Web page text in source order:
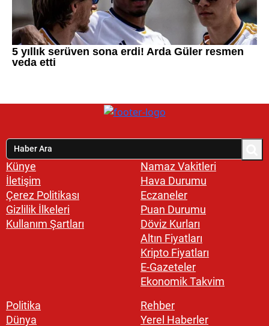
Künye
İletişim
Çerez Politikası
Gizlilik İlkeleri
Kullanım Şartları
Namaz Vakitleri
Hava Durumu
Eczaneler
Puan Durumu
Döviz Kurları
Altın Fiyatları
Kripto Fiyatları
E-Gazeteler
Ekonomik Takvim
Politika
Dünya
Rehber
Yerel Haberler